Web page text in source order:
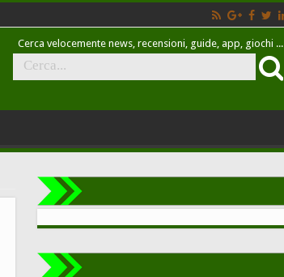
Cerca velocemente news, recensioni, guide, app, giochi ...